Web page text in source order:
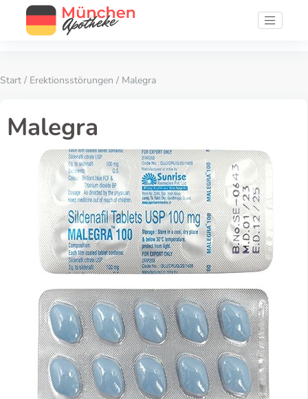
Start / Erektionsstörungen / Malegra
Malegra